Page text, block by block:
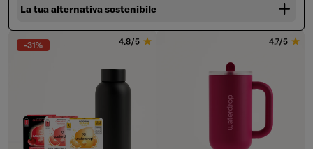
La tua alternativa sostenibile
-31% 4.8/5 4.7/5